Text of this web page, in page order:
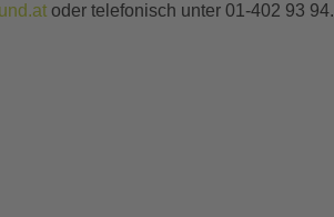
oder telefonisch unter 01-402 93 94.